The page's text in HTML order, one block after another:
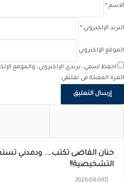
الاسم *
البريد الإلكتروني *
الموقع الإلكتروني
احفظ اسمي، بريدي الإلكتروني، والموقع
المرة المقبلة في تعليقي.
حنان القاضى تكتب…. ودمدني
التشخيصية!!
2026-08-08